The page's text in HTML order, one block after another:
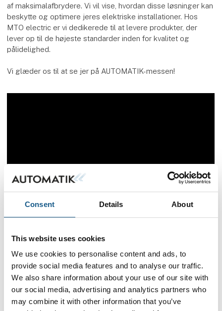
Consent Details About
This website uses cookies
We use cookies to personalise content and ads, to
provide social media features and to analyse our traffic.
We also share information about your use of our site with
our social media, advertising and analytics partners who
may combine it with other information that you’ve
af maksimalafbrydere. Vi vil vise, hvordan disse løsninger kan
beskytte og optimere jeres elektriske installationer. Hos
MTO electric er vi dedikerede til at levere produkter, der
lever op til de højeste standarder inden for kvalitet og
pålidelighed.
Vi glæder os til at se jer på AUTOMATIK-messen!
Flere produkter fra MTO electric a/s
Crimp-, klippe- og
afisoleringsmaskiner